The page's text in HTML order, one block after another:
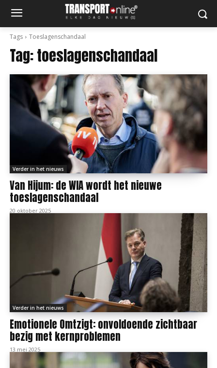
Tags Toeslagenschandaal
Tag:toeslagenschandaal
Verder in het nieuws
Van Hijum: de WIA wordt het nieuwe
toeslagenschandaal
20 oktober 2025
Verder in het nieuws
Emotionele Omtzigt: onvoldoende zichtbaar
bezig met kernproblemen
13 mei 2025